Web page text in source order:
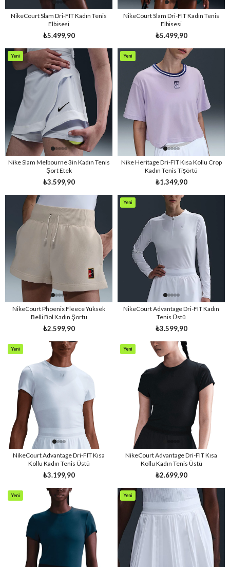
NikeCourt Slam Dri-FIT Kadın Tenis
Elbisesi
₺5.499,90
NikeCourt Slam Dri-FIT Kadın Tenis
Elbisesi
₺5.499,90
Nike Slam Melbourne 3in Kadın Tenis
Şort Etek
₺3.599,90
Yeni
Ürün
Nike Heritage Dri-FIT Kısa Kollu Crop
Kadın Tenis Tişörtü
₺1.349,90
Yeni
NikeCourt Phoenix Fleece Yüksek
Belli Bol Kadın Şortu
₺2.599,90
NikeCourt Advantage Dri-FIT Kadın
Tenis Üstü
₺3.599,90
Yeni
NikeCourt Advantage Dri-FIT Kısa
Kollu Kadın Tenis Üstü
₺3.199,90
Yeni
NikeCourt Advantage Dri-FIT Kısa
Kollu Kadın Tenis Üstü
₺2.699,90
Yeni
Yeni
Yeni